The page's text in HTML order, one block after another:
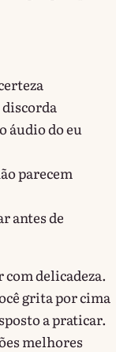
áudio do eu
parecem
antes de
delicadeza.
grita por cima
a praticar.
melhores